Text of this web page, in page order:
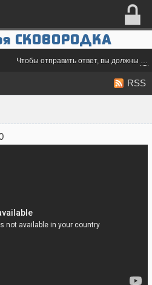
СКОВОРОДКА
Чтобы отправить ответ, вы должны
RSS